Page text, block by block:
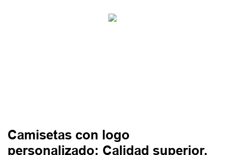
Camisetas con logo
personalizado: Calidad superior,